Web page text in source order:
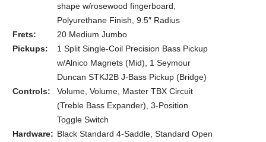
shape w/rosewood fingerboard,
Polyurethane Finish, 9.5″ Radius
Frets:
20 Medium Jumbo
Pickups:
1 Split Single-Coil Precision Bass Pickup
w/Alnico Magnets (Mid), 1 Seymour
Duncan STKJ2B J-Bass Pickup (Bridge)
Controls:
Volume, Volume, Master TBX Circuit
(Treble Bass Expander), 3-Position
Toggle Switch
Hardware: Black Standard 4-Saddle, Standard Open